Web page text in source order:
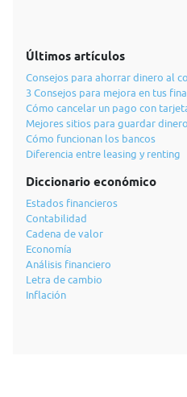
Últimos artículos
Consejos para ahorrar dinero al
3 Consejos para mejora en tus
Cómo cancelar un pago con
Mejores sitios para guardar
Cómo funcionan los bancos
Diferencia entre leasing y renting
Diccionario económico
Estados financieros
Contabilidad
Cadena de valor
Economía
Análisis financiero
Letra de cambio
Inflación